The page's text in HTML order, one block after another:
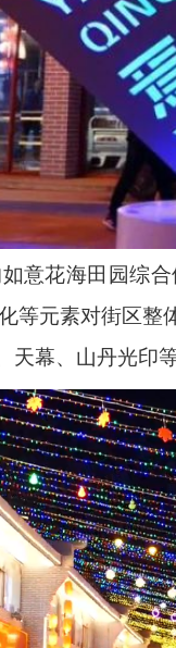
意花海田园综
等元素对街区
幕、山丹光印